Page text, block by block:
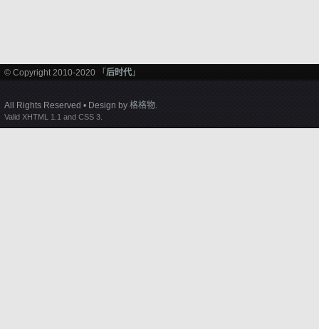
© Copyright 2010-2020 「 后时代 」
All Rights Reserved • Design by 格格物.
Valid XHTML 1.1 and CSS 3.